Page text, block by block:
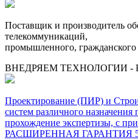
Поставщик и производитель
телекоммуникаций,
промышленного, гражданского
ВНЕДРЯЕМ ТЕХНОЛОГИИ -
Проектирование (ПИР) и
систем различного
прохождение экспертизы, с
РАСШИРЕННАЯ ГАРАНТИЯ 5